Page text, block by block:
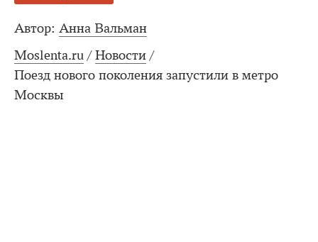
Автор: Анна Вальман
Moslenta.ru / Новости /
Поезд нового поколения запустили в метро
Москвы